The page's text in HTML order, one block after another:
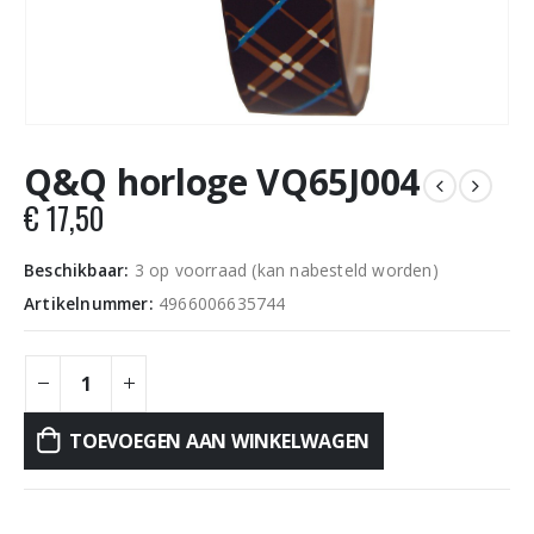
Q&Q horloge VQ65J004
€17,50
Beschikbaar: 3 op voorraad (kan nabesteld worden)
Artikelnummer: 4966006635744
TOEVOEGEN AAN WINKELWAGEN